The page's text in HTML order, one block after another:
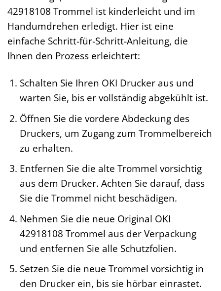
42918108 Trommel ist kinderleicht und im
Handumdrehen erledigt. Hier ist eine
einfache Schritt-für-Schritt-Anleitung, die
Ihnen den Prozess erleichtert:
Schalten Sie Ihren OKI Drucker aus und
warten Sie, bis er vollständig abgekühlt ist.
Öffnen Sie die vordere Abdeckung des
Druckers, um Zugang zum Trommelbereich
zu erhalten.
Entfernen Sie die alte Trommel vorsichtig
aus dem Drucker. Achten Sie darauf, dass
Sie die Trommel nicht beschädigen.
Nehmen Sie die neue Original OKI
42918108 Trommel aus der Verpackung
und entfernen Sie alle Schutzfolien.
Setzen Sie die neue Trommel vorsichtig in
den Drucker ein, bis sie hörbar einrastet.